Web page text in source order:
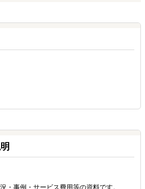
・事例・サービス費用等の資料です。